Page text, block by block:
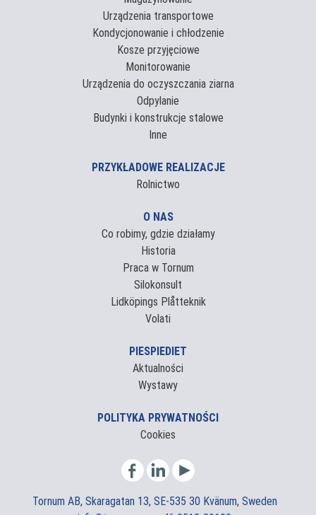
Urządzenia transportowe
Kondycjonowanie i chłodzenie
Kosze przyjęciowe
Monitorowanie
Urządzenia do oczyszczania ziarna
Odpylanie
Budynki i konstrukcje stalowe
Inne
PRZYKŁADOWE REALIZACJE
Rolnictwo
O NAS
Co robimy, gdzie działamy
Historia
Praca w Tornum
Silokonsult
Lidköpings Plåtteknik
Volati
PIESPIEDIET
Aktualności
Wystawy
POLITYKA PRYWATNOŚCI
Cookies
Tornum AB, Skaragatan 13, SE-535 30 Kvänum, Sweden